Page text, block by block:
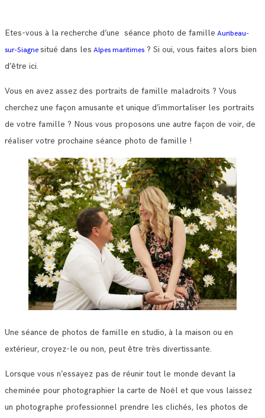
Etes-vous à la recherche d’une séance photo de famille Auribeau-
sur-Siagne situé dans les Alpes maritimes ? Si oui, vous faites alors bien
d’être ici.
Vous en avez assez des portraits de famille maladroits ? Vous
cherchez une façon amusante et unique d’immortaliser les portraits
de votre famille ? Nous vous proposons une autre façon de voir, de
réaliser votre prochaine séance photo de famille !
Une séance de photos de famille en studio, à la maison ou en
extérieur, croyez-le ou non, peut être très divertissante.
Lorsque vous n’essayez pas de réunir tout le monde devant la
cheminée pour photographier la carte de Noël et que vous laissez
un photographe professionnel prendre les clichés, les photos de